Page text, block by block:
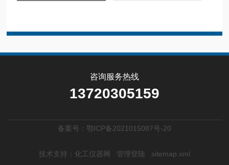
咨询服务热线
13720305159
备案号：鄂ICP备2021015087号-20
技术支持： 化工仪器网 管理登陆 sitemap.xml